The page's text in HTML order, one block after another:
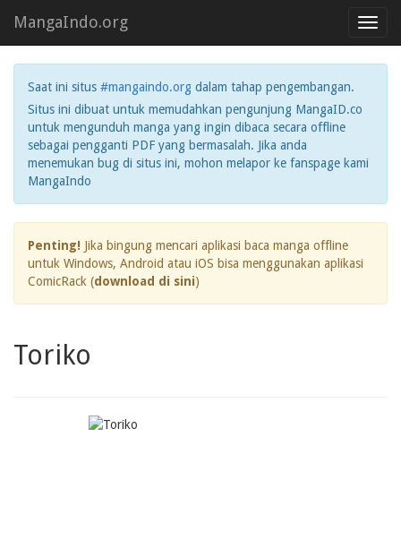
MangaIndo.org
Saat ini situs #mangaindo.org dalam tahap pengembangan.
Situs ini dibuat untuk memudahkan pengunjung MangaID.co
untuk mengunduh manga yang ingin dibaca secara offline
sebagai pengganti PDF yang bermasalah. Jika anda
menemukan bug di situs ini, mohon melapor ke fanspage kami
MangaIndo
Penting! Jika bingung mencari aplikasi baca manga offline
untuk Windows, Android atau iOS bisa menggunakan aplikasi
ComicRack (download di sini)
Toriko